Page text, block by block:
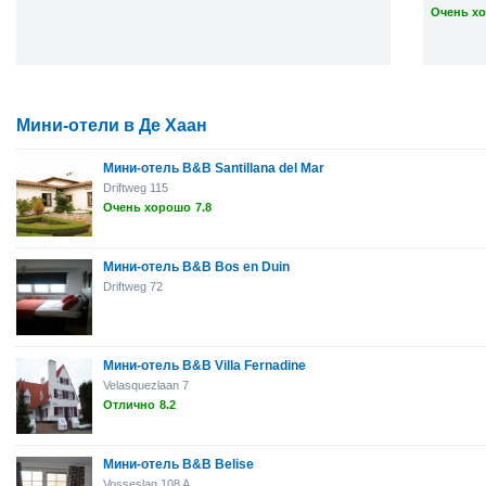
Очень
Мини-отели в Де Хаан
Мини-отель B&B Santillana del Mar
Driftweg 115
Очень хорошо 7.8
Мини-отель B&B Bos en Duin
Driftweg 72
Мини-отель B&B Villa Fernadine
Velasquezlaan 7
Отлично 8.2
Мини-отель B&B Belise